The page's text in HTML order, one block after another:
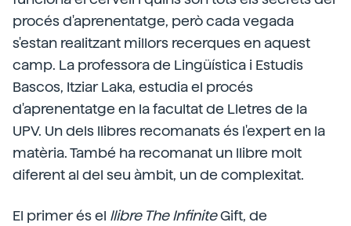
procés d'aprenentatge, però cada vegada
s'estan realitzant millors recerques en aquest
camp. La professora de Lingüística i Estudis
Bascos, Itziar Laka, estudia el procés
d'aprenentatge en la facultat de Lletres de la
UPV. Un dels llibres recomanats és l'expert en la
matèria. També ha recomanat un llibre molt
diferent al del seu àmbit, un de complexitat.
El primer és el llibre The InfiniteGift, de